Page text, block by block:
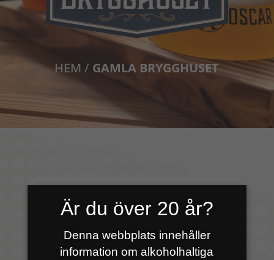
HEM / GAMLA BRYGGHUSET
VÄLKOMMEN TILL GAMLA
BRYGGHUSET
Hos oss kan du njuta av mat och
Är du över 20 år?
Denna webbplats innehåller
information om alkoholhaltiga